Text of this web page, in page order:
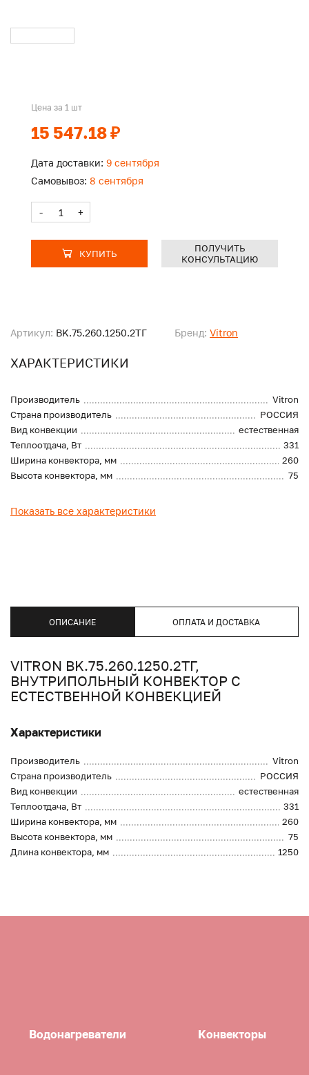
Артикул: BK.75.260.1250.2ТГ Бренд: Vitron
ХАРАКТЕРИСТИКИ
Производитель
Vitron
Страна производитель
РОССИЯ
Вид конвекции
естественная
Теплоотдача, Вт
331
Ширина конвектора, мм
260
Высота конвектора, мм
75
Показать все характеристики
Цена за 1 шт
15 547.18 ₽
Дата доставки: 9 сентября
Самовывоз: 8 сентября
- +
КУПИТЬ
ПОЛУЧИТЬ
КОНСУЛЬТАЦИЮ
ОПИСАНИЕ ОПЛАТА И ДОСТАВКА
VITRON BK.75.260.1250.2ТГ,
ВНУТРИПОЛЬНЫЙ КОНВЕКТОР С
ЕСТЕСТВЕННОЙ КОНВЕКЦИЕЙ
Характеристики
Производитель
Vitron
Страна производитель
РОССИЯ
Вид конвекции
естественная
Теплоотдача, Вт
331
Ширина конвектора, мм
260
Высота конвектора, мм
75
Длина конвектора, мм
1250
Водонагреватели Конвекторы